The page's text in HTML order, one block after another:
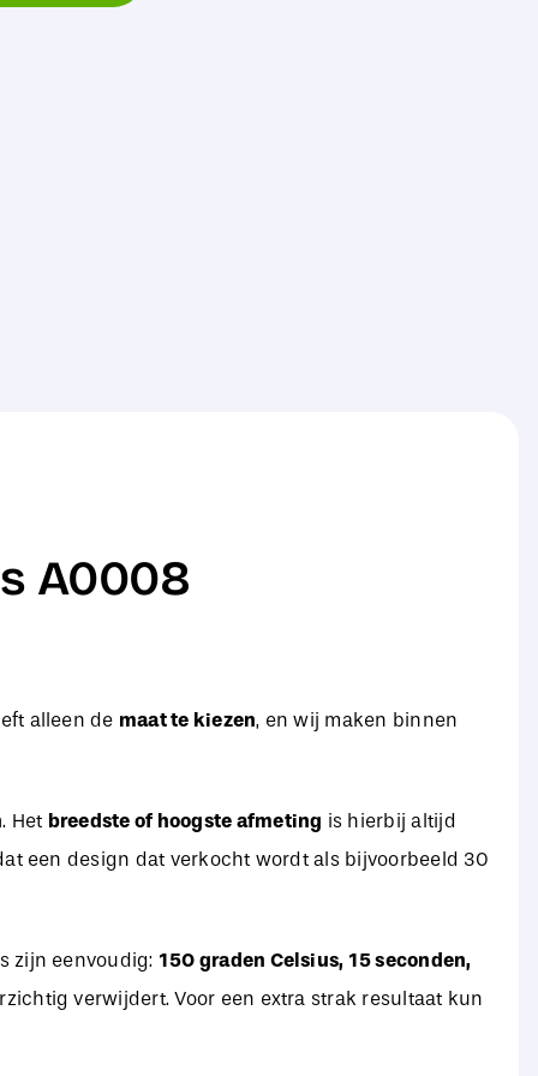
A0008
alleen de maat te kiezen, en wij maken binnen
. Het breedste of hoogste afmeting is hierbij altijd
een design dat verkocht wordt als bijvoorbeeld 30
zijn eenvoudig: 150 graden Celsius, 15 seconden,
verwijdert. Voor een extra strak resultaat kun